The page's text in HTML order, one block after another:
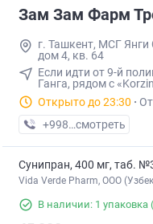
Зам Зам Фарм
г. Ташкент, МСГ Янги
дом 4, кв. 64
Если идти от 9-й
Ганга, рядом с
Открыто до 23:30 ·
+998 (87) XXX-XX-XX
смотреть
Сунипран, 400 мг, таб.
Vida Verde Pharm, ООО
В наличии: 1 упаковка